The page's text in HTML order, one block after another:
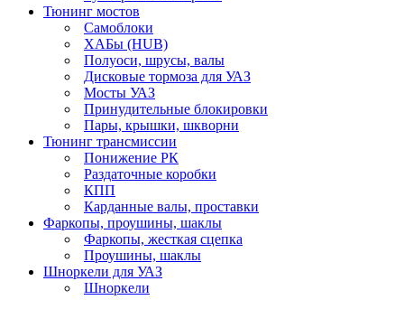
Тюнинг мостов
Самоблоки
ХАБы (HUB)
Полуоси, шрусы, валы
Дисковые тормоза для УАЗ
Мосты УАЗ
Принудительные блокировки
Пары, крышки, шкворни
Тюнинг трансмиссии
Понижение РК
Раздаточные коробки
КПП
Карданные валы, проставки
Фаркопы, проушины, шаклы
Фаркопы, жесткая сцепка
Проушины, шаклы
Шноркели для УАЗ
Шноркели